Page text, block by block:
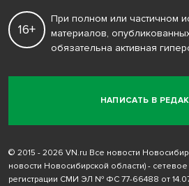
НАПИСАТЬ В
16+
При полном или частичном
материалов,
обязательна активная
© 2015 - 2026 VN.ru Все новости
новости Новосибирской области) -
регистрации СМИ ЭЛ № ФС 77-66488 от